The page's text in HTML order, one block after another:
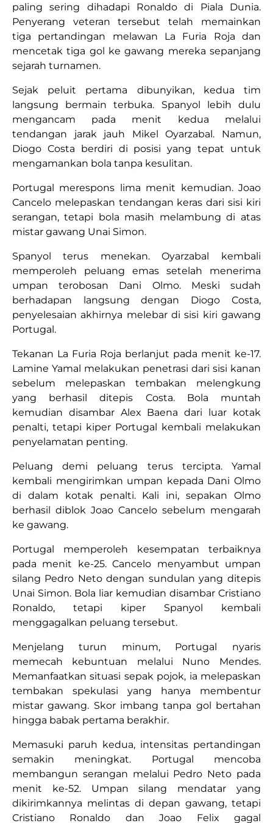
paling sering dihadapi Ronaldo di Piala Dunia.
Penyerang veteran tersebut telah memainkan
tiga pertandingan melawan La Furia Roja dan
mencetak tiga gol ke gawang mereka sepanjang
sejarah turnamen.
Sejak peluit pertama dibunyikan, kedua tim
langsung bermain terbuka. Spanyol lebih dulu
mengancam pada menit kedua melalui
tendangan jarak jauh Mikel Oyarzabal. Namun,
Diogo Costa berdiri di posisi yang tepat untuk
mengamankan bola tanpa kesulitan.
Portugal merespons lima menit kemudian. Joao
Cancelo melepaskan tendangan keras dari sisi kiri
serangan, tetapi bola masih melambung di atas
mistar gawang Unai Simon.
Spanyol terus menekan. Oyarzabal kembali
memperoleh peluang emas setelah menerima
umpan terobosan Dani Olmo. Meski sudah
berhadapan langsung dengan Diogo Costa,
penyelesaian akhirnya melebar di sisi kiri gawang
Portugal.
Tekanan La Furia Roja berlanjut pada menit ke-17.
Lamine Yamal melakukan penetrasi dari sisi kanan
sebelum melepaskan tembakan melengkung
yang berhasil ditepis Costa. Bola muntah
kemudian disambar Alex Baena dari luar kotak
penalti, tetapi kiper Portugal kembali melakukan
penyelamatan penting.
Peluang demi peluang terus tercipta. Yamal
kembali mengirimkan umpan kepada Dani Olmo
di dalam kotak penalti. Kali ini, sepakan Olmo
berhasil diblok Joao Cancelo sebelum mengarah
ke gawang.
Portugal memperoleh kesempatan terbaiknya
pada menit ke-25. Cancelo menyambut umpan
silang Pedro Neto dengan sundulan yang ditepis
Unai Simon. Bola liar kemudian disambar Cristiano
Ronaldo, tetapi kiper Spanyol kembali
menggagalkan peluang tersebut.
Menjelang turun minum, Portugal nyaris
memecah kebuntuan melalui Nuno Mendes.
Memanfaatkan situasi sepak pojok, ia melepaskan
tembakan spekulasi yang hanya membentur
mistar gawang. Skor imbang tanpa gol bertahan
hingga babak pertama berakhir.
Memasuki paruh kedua, intensitas pertandingan
semakin meningkat. Portugal mencoba
membangun serangan melalui Pedro Neto pada
menit ke-52. Umpan silang mendatar yang
dikirimkannya melintas di depan gawang, tetapi
Cristiano Ronaldo dan Joao Felix gagal